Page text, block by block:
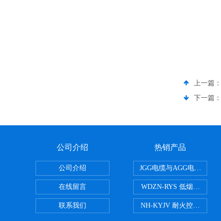
上一篇：
下一篇：
公司介绍
公司介绍
在线留言
联系我们
热销产品
JGG电缆与AGG电缆有什么
WDZN-RYS 低烟无卤耐火
NH-KYJV 耐火控制电缆